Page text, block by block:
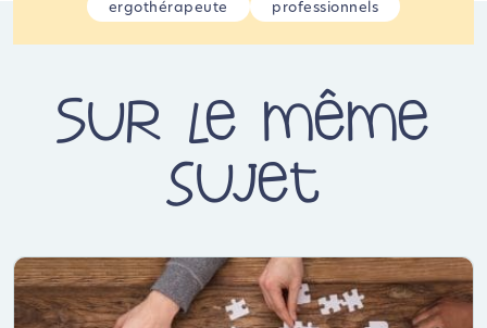
ergothérapeute professionnels
Sur le même
sujet